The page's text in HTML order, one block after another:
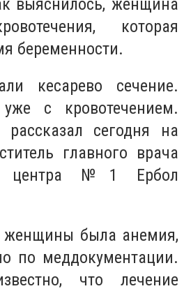
которая
беременности.
кесарево сечение.
с кровотечением.
сегодня на
главного врача
центра №1 Ербол
женщины была анемия,
по меддокументации.
что лечение